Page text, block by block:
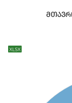
Chart with 27
View as data